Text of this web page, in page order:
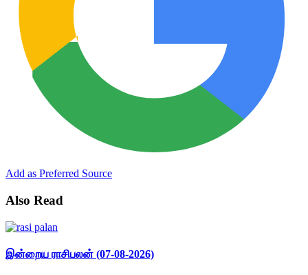
Add as Preferred Source
Also Read
இன்றைய ராசிபலன் (07-08-2026)